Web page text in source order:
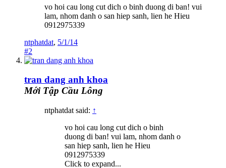
vo hoi cau long cut dich o binh duong di ban! vui
lam, nhom danh o san hiep sanh, lien he Hieu
0912975339
ntphatdat, 5/1/14
#2
tran dang anh khoa
Mới Tập Cầu Lông
ntphatdat said: ↑
vo hoi cau long cut dich o binh
duong di ban! vui lam, nhom danh o
san hiep sanh, lien he Hieu
0912975339
Click to expand...